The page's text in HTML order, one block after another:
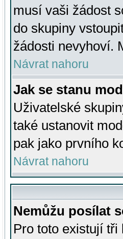
musí vaši žádost
do skupiny
žádosti nevyhoví.
Návrat nahoru
Jak se stanu
Uživatelské
také ustanovit
pak jako prvního
Návrat nahoru
Nemůžu posílat
Pro toto existují tři